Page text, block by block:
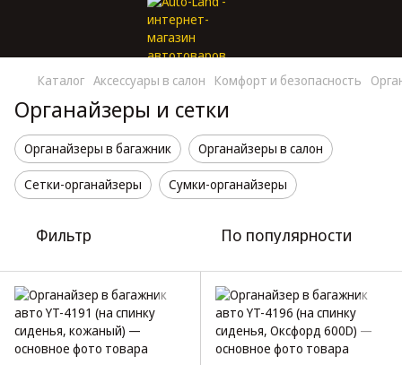
Каталог Аксессуары в салон Комфорт и безопасность
Органайзеры и сетки
Органайзеры в багажник Органайзеры в салон
Сетки-органайзеры Сумки-органайзеры
Фильтр По популярности